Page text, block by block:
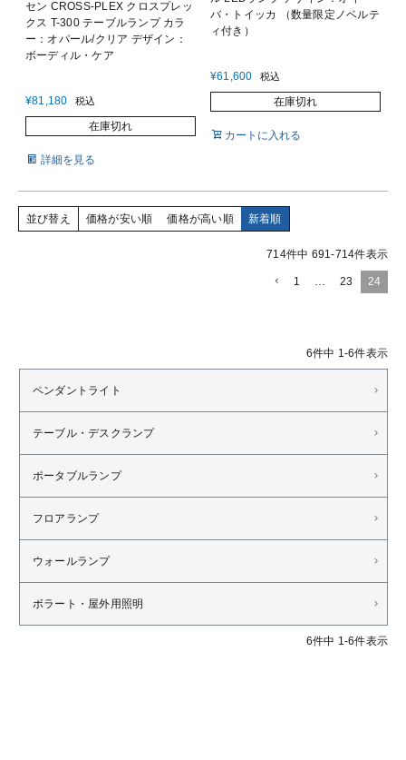
セン CROSS-PLEX クロスプレッ
クス T-300 テーブルランプ カラ
ー：オパール/クリア デザイン：
ボーディル・ケア
¥81,180 税込
在庫切れ
詳細を見る
バ・トイッカ （数量限定ノベルテ
ィ付き）
¥61,600 税込
在庫切れ
カートに入れる
並び替え 価格が安い順 価格が高い順 新着順
714件中 691-714件表示
1 … 23 24
6件中 1-6件表示
ペンダントライト
テーブル・デスクランプ
ポータブルランプ
フロアランプ
ウォールランプ
ボラート・屋外用照明
6件中 1-6件表示